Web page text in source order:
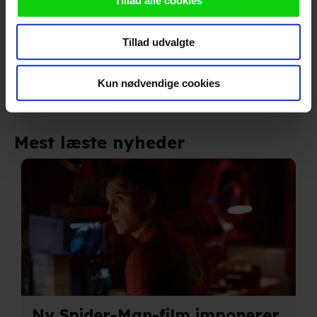
indsamle persondata om IP-adresse, ID og din browser til
videregives til vores samarbejdspartnere, der opbevarer
og tilgår oplysninger på din enhed for at vise dig
målrettede annoncer, levere tilpasset indhold, foretage
annonce- og indholdsmåling, lave produktudvikling og
opnå målgruppeindsigt. Se mere information
Hvis du tillader det, vil vi også gerne:
Indsamle præcise oplysninger om din placering, der
kan være nøjagtig inden for få meter
Identificere din enhed baseret på en scanning af dens
unikke karakteristika (fingerprinting)
Du kan altid trække dit samtykke tilbage eller ændre
Tillad udvalgte
Kun nødvendige cookies
Følg os for de seneste nyheder, konkurrencer
samt film- og serietips:
Mest læste nyheder